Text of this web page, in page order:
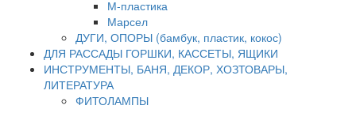
М-пластика
Марсел
ДУГИ, ОПОРЫ (бамбук, пластик, кокос)
ДЛЯ РАССАДЫ ГОРШКИ, КАССЕТЫ, ЯЩИКИ
ИНСТРУМЕНТЫ, БАНЯ, ДЕКОР, ХОЗТОВАРЫ,
ЛИТЕРАТУРА
ФИТОЛАМПЫ